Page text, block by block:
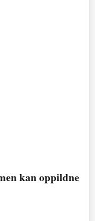
kan oppildne